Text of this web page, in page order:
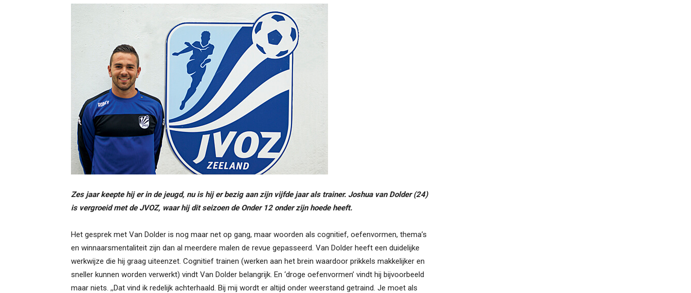
Zes jaar keepte hij er in de jeugd, nu is hij er bezig aan zijn vijfde jaar als trainer. Joshua van Dolder (24)
is vergroeid met de JVOZ, waar hij dit seizoen de Onder 12 onder zijn hoede heeft.
Het gesprek met Van Dolder is nog maar net op gang, maar woorden als cognitief, oefenvormen, thema’s
en winnaarsmentaliteit zijn dan al meerdere malen de revue gepasseerd. Van Dolder heeft een duidelijke
werkwijze die hij graag uiteenzet. Cognitief trainen (werken aan het brein waardoor prikkels makkelijker en
sneller kunnen worden verwerkt) vindt Van Dolder belangrijk. En ‘droge oefenvormen’ vindt hij bijvoorbeeld
maar niets. ,,Dat vind ik redelijk achterhaald. Bij mij wordt er altijd onder weerstand getraind. Je moet als